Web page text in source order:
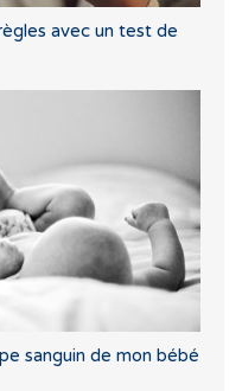
avec un test de
sanguin de mon bébé